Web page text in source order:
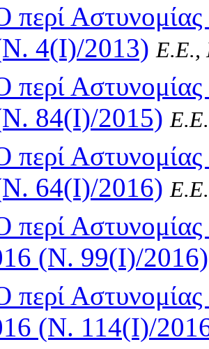
περί
4(I)/2013) Ε.Ε.,
περί
84(I)/2015)
περί
64(I)/2016)
περί
(Ν. 99(I)/2016)
περί
(Ν. 114(I)/